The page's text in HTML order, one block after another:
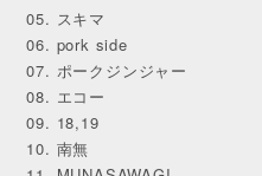
05. スキマ
06. pork side
07. ポークジンジャー
08. エコー
09. 18,19
10. 南無